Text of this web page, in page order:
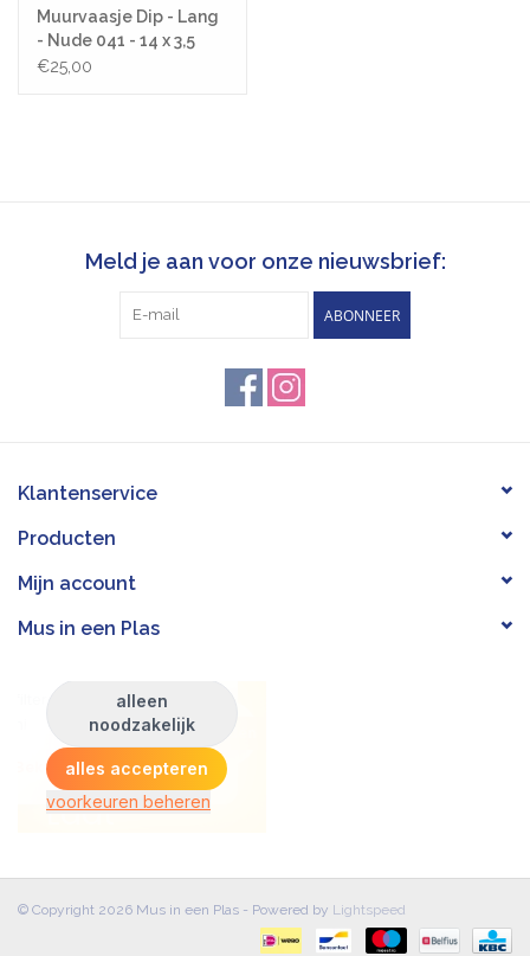
Muurvaasje Dip - Lang
- Nude 041 - 14 x 3,5
€25,00
Meld je aan voor onze nieuwsbrief:
ABONNEER
Klantenservice
Producten
Mijn account
Mus in een Plas
© Copyright 2026 Mus in een Plas - Powered by Lightspeed